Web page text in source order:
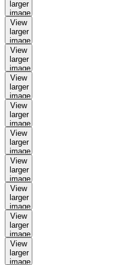
larger
image
View
larger
image
View
larger
image
View
larger
image
View
larger
image
View
larger
image
View
larger
image
View
larger
image
View
larger
image
View
larger
image